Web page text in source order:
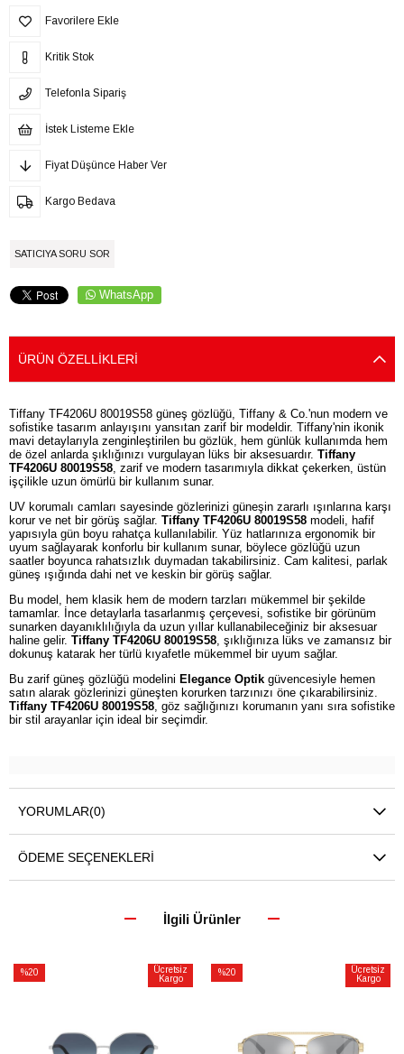
Favorilere Ekle
Kritik Stok
Telefonla Sipariş
İstek Listeme Ekle
Fiyat Düşünce Haber Ver
Kargo Bedava
SATICIYA SORU SOR
WhatsApp
ÜRÜN ÖZELLIKLERI
Tiffany TF4206U 80019S58 güneş gözlüğü, Tiffany & Co.'nun modern ve
sofistike tasarım anlayışını yansıtan zarif bir modeldir. Tiffany'nin ikonik
mavi detaylarıyla zenginleştirilen bu gözlük, hem günlük kullanımda hem
de özel anlarda şıklığınızı vurgulayan lüks bir aksesuardır. Tiffany
TF4206U 80019S58, zarif ve modern tasarımıyla dikkat çekerken, üstün
işçilikle uzun ömürlü bir kullanım sunar.
UV korumalı camları sayesinde gözlerinizi güneşin zararlı ışınlarına karşı
korur ve net bir görüş sağlar. Tiffany TF4206U 80019S58 modeli, hafif
yapısıyla gün boyu rahatça kullanılabilir. Yüz hatlarınıza ergonomik bir
uyum sağlayarak konforlu bir kullanım sunar, böylece gözlüğü uzun
saatler boyunca rahatsızlık duymadan takabilirsiniz. Cam kalitesi, parlak
güneş ışığında dahi net ve keskin bir görüş sağlar.
Bu model, hem klasik hem de modern tarzları mükemmel bir şekilde
tamamlar. İnce detaylarla tasarlanmış çerçevesi, sofistike bir görünüm
sunarken dayanıklılığıyla da uzun yıllar kullanabileceğiniz bir aksesuar
haline gelir. Tiffany TF4206U 80019S58 , şıklığınıza lüks ve zamansız bir
dokunuş katarak her türlü kıyafetle mükemmel bir uyum sağlar.
Bu zarif güneş gözlüğü modelini Elegance Optik güvencesiyle hemen
satın alarak gözlerinizi güneşten korurken tarzınızı öne çıkarabilirsiniz.
Tiffany TF4206U 80019S58 , göz sağlığınızı korumanın yanı sıra sofistike
bir stil arayanlar için ideal bir seçimdir.
YORUMLAR(0)
ÖDEME SEÇENEKLERI
İlgili Ürünler
%20
Ücretsiz
Kargo
%20
Ücretsiz
Kargo